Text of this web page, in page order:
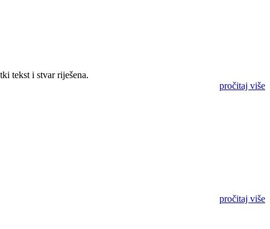
tekst i stvar riješena.
pročitaj više
pročitaj više